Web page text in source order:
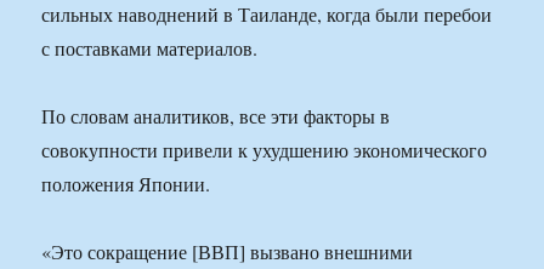
сильных наводнений в Таиланде, когда были перебои
с поставками материалов.
По словам аналитиков, все эти факторы в
совокупности привели к ухудшению экономического
положения Японии.
«Это сокращение [ВВП] вызвано внешними